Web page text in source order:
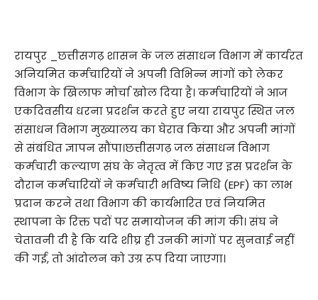
रायपुर _छत्तीसगढ़ शासन के जल संसाधन विभाग में कार्यरत
अनियमित कर्मचारियों ने अपनी विभिन्न मांगों को लेकर
विभाग के खिलाफ मोर्चा खोल दिया है। कर्मचारियों ने आज
एकदिवसीय धरना प्रदर्शन करते हुए नया रायपुर स्थित जल
संसाधन विभाग मुख्यालय का घेराव किया और अपनी मांगों
से संबंधित ज्ञापन सौंपा।छत्तीसगढ़ जल संसाधन विभाग
कर्मचारी कल्याण संघ के नेतृत्व में किए गए इस प्रदर्शन के
दौरान कर्मचारियों ने कर्मचारी भविष्य निधि (EPF) का लाभ
प्रदान करने तथा विभाग की कार्यभारित एवं नियमित
स्थापना के रिक्त पदों पर समायोजन की मांग की। संघ ने
चेतावनी दी है कि यदि शीघ्र ही उनकी मांगों पर सुनवाई नहीं
की गई, तो आंदोलन को उग्र रूप दिया जाएगा।